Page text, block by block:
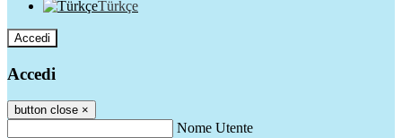
Türkçe
Accedi
Accedi
button close ×
Nome Utente